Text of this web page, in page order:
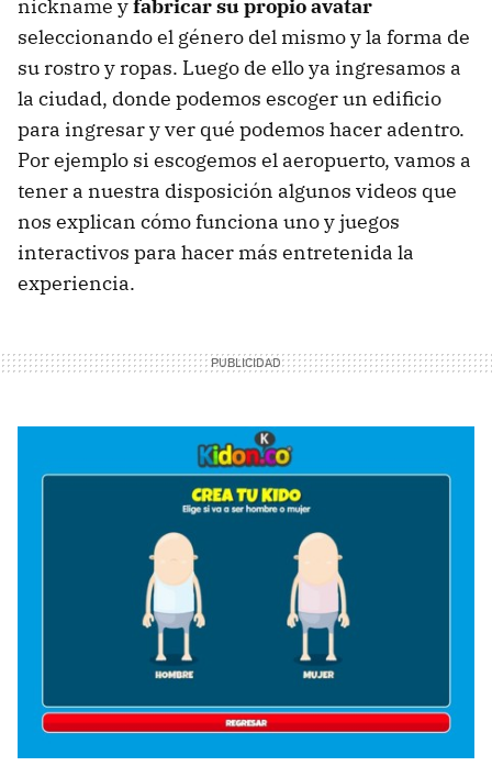
nickname yfabricar su propio avatar
seleccionando el género del mismo y la forma de
su rostro y ropas. Luego de ello ya ingresamos a
la ciudad, donde podemos escoger un edificio
para ingresar y ver qué podemos hacer adentro.
Por ejemplo si escogemos el aeropuerto, vamos a
tener a nuestra disposición algunos videos que
nos explican cómo funciona uno y juegos
interactivos para hacer más entretenida la
experiencia.